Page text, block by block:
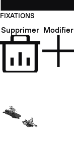
FIXATIONS
Supprimer Modifier